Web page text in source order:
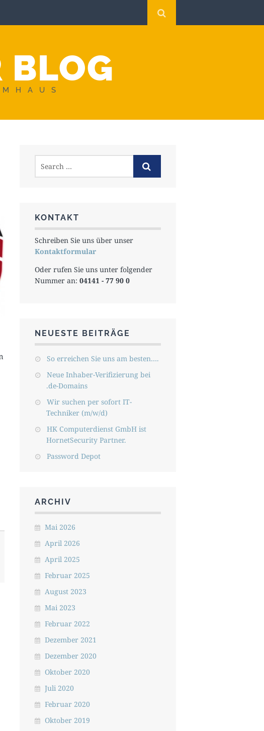
BLOG
KONTAKT
Schreiben Sie uns über unser
Kontaktformular
Oder rufen Sie uns unter folgender
Nummer an: 04141 - 77 90 0
NEUESTE BEITRÄGE
So erreichen Sie uns am besten….
Neue Inhaber-Verifizierung bei
.de-Domains
Wir suchen per sofort IT-
Techniker (m/w/d)
HK Computerdienst GmbH ist
HornetSecurity Partner.
Password Depot
ARCHIV
Mai 2026
April 2026
April 2025
Februar 2025
August 2023
Mai 2023
Februar 2022
Dezember 2021
Dezember 2020
Oktober 2020
Juli 2020
Februar 2020
Oktober 2019